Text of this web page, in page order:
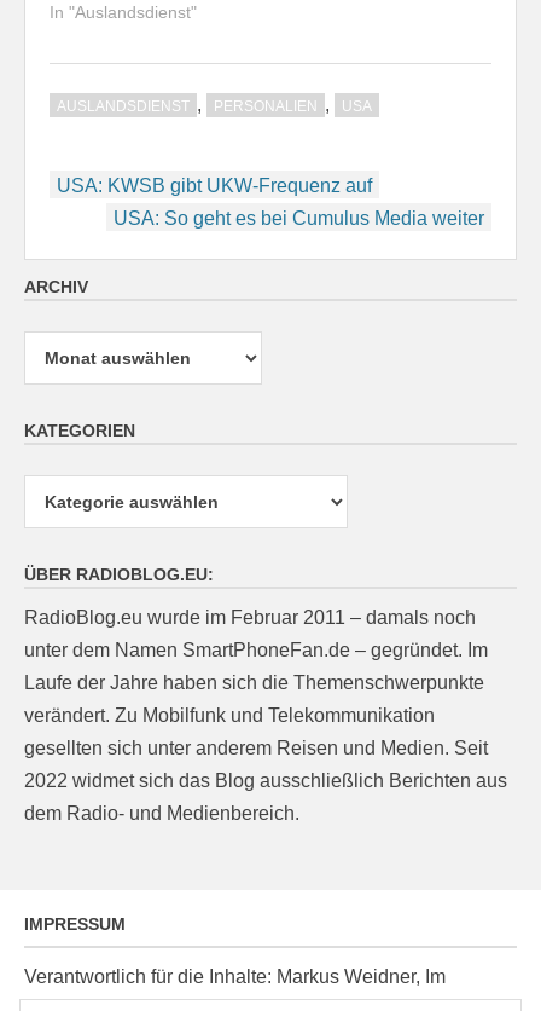
In "Auslandsdienst"
AUSLANDSDIENST , PERSONALIEN , USA
Beitragsnavigation
USA: KWSB gibt UKW-Frequenz auf
USA: So geht es bei Cumulus Media weiter
ARCHIV
Archiv
KATEGORIEN
ÜBER RADIOBLOG.EU:
RadioBlog.eu wurde im Februar 2011 – damals noch
unter dem Namen SmartPhoneFan.de – gegründet. Im
Laufe der Jahre haben sich die Themenschwerpunkte
verändert. Zu Mobilfunk und Telekommunikation
gesellten sich unter anderem Reisen und Medien. Seit
2022 widmet sich das Blog ausschließlich Berichten aus
dem Radio- und Medienbereich.
IMPRESSUM
Verantwortlich für die Inhalte: Markus Weidner, Im